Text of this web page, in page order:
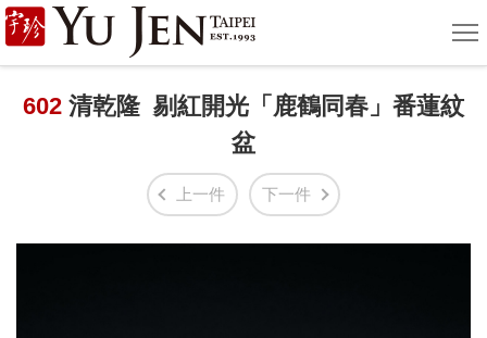
宇
珍
國
術
單
602 清乾隆 剔紅開光「鹿鶴同春」番蓮紋
盆
上一件 下一件